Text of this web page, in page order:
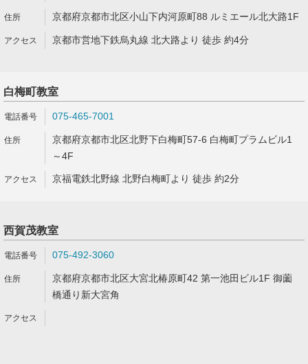
京都府京都市北区小山下内河原町88 ルミエール北大路1F
京都市営地下鉄烏丸線 北大路より 徒歩 約4分
白梅町教室
075-465-7001
京都府京都市北区北野下白梅町57-6 白梅町プラムビル1
～4F
京福電鉄北野線 北野白梅町より 徒歩 約2分
西賀茂教室
075-492-3060
京都府京都市北区大宮北椿原町42 第一池田ビル1F 御薗
橋通り新大宮角